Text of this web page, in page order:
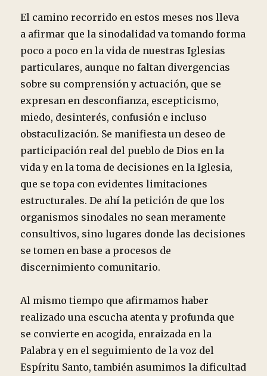
El camino recorrido en estos meses nos lleva
a afirmar que la sinodalidad va tomando forma
poco a poco en la vida de nuestras Iglesias
particulares, aunque no faltan divergencias
sobre su comprensión y actuación, que se
expresan en desconfianza, escepticismo,
miedo, desinterés, confusión e incluso
obstaculización. Se manifiesta un deseo de
participación real del pueblo de Dios en la
vida y en la toma de decisiones en la Iglesia,
que se topa con evidentes limitaciones
estructurales. De ahí la petición de que los
organismos sinodales no sean meramente
consultivos, sino lugares donde las decisiones
se tomen en base a procesos de
discernimiento comunitario.
Al mismo tiempo que afirmamos haber
realizado una escucha atenta y profunda que
se convierte en acogida, enraizada en la
Palabra y en el seguimiento de la voz del
Espíritu Santo, también asumimos la dificultad